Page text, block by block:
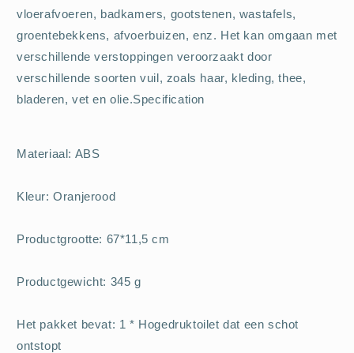
vloerafvoeren, badkamers, gootstenen, wastafels,
groentebekkens, afvoerbuizen, enz. Het kan omgaan met
verschillende verstoppingen veroorzaakt door
verschillende soorten vuil, zoals haar, kleding, thee,
bladeren, vet en olie.Specification
Materiaal: ABS
Kleur: Oranjerood
Productgrootte: 67*11,5 cm
Productgewicht: 345 g
Het pakket bevat: 1 * Hogedruktoilet dat een schot
ontstopt